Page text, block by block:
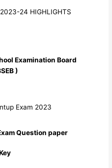
24 HIGHLIGHTS
Examination Board
)
Exam 2023
Question paper